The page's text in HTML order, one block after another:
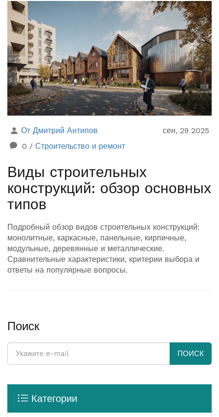
От Дмитрий Антипов
сен, 29 2025
0 / Строительство и ремонт
Виды строительных
конструкций: обзор основных
типов
Подробный обзор видов строительных конструкций:
монолитные, каркасные, панельные, кирпичные,
модульные, деревянные и металлические.
Сравнительные характеристики, критерии выбора и
ответы на популярные вопросы.
Поиск
ПОИСК
Категории